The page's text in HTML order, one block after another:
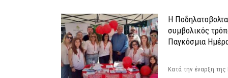
Η Ποδηλατοβολτα
συμβολικός
Παγκόσμια
Κατά την έναρξη